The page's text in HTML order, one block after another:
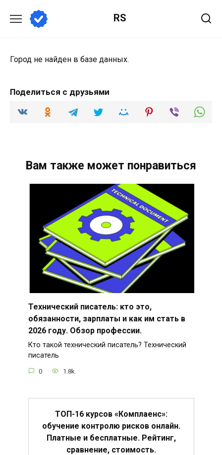
содержанию
RS
Город не найден в базе данных.
Поделиться с друзьями
Вам также может понравиться
Технический писатель: кто это,
обязанности, зарплаты и как им стать в
2026 году. Обзор профессии.
Кто такой технический писатель? Технический
писатель
0 1.8k.
ТОП-16 курсов «Комплаенс»:
обучение контролю рисков онлайн.
Платные и бесплатные. Рейтинг,
сравнение, стоимость.